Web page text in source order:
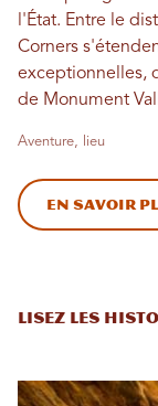
l'État. Entre le
Corners
exceptionnelles,
de Monument
Aventure, lieu
En savoir
Lisez les